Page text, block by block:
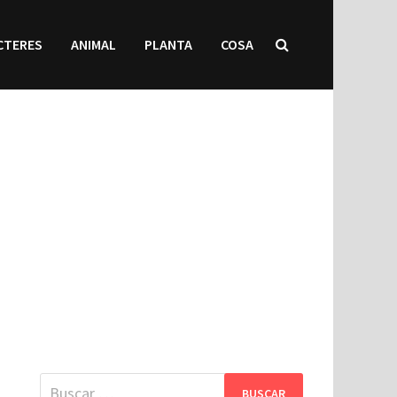
ANIMAL PLANTA COSA
Buscar: